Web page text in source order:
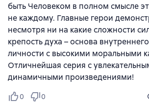
быть Человеком в полном смысле
не каждому. Главные герои
несмотря ни на какие сложности
крепость духа – основа
личности с высокими моральными
Отличнейшая серия с
динамичными произведениями!
0 0